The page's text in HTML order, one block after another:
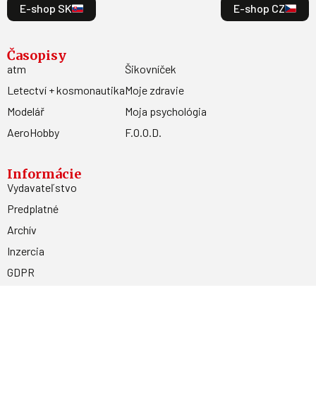
E-shop SK
E-shop CZ
Časopisy
atm
Letectví + kosmonautika
Modelář
AeroHobby
Šikovníček
Moje zdravie
Moja psychológia
F.O.O.D.
Informácie
Vydavateľstvo
Predplatné
Archív
Inzercia
GDPR